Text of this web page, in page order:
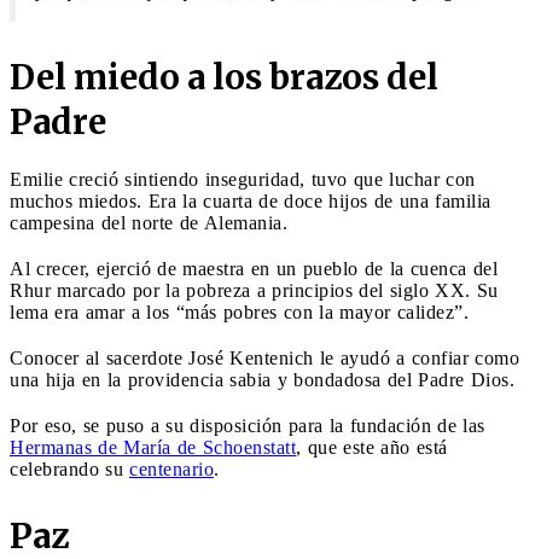
Del miedo a los brazos del
Padre
Emilie creció sintiendo inseguridad, tuvo que luchar con
muchos miedos. Era la cuarta de doce hijos de una familia
campesina del norte de Alemania.
Al crecer, ejerció de maestra en un pueblo de la cuenca del
Rhur marcado por la pobreza a principios del siglo XX. Su
lema era amar a los “más pobres con la mayor calidez”.
Conocer al sacerdote José Kentenich le ayudó a confiar como
una hija en la providencia sabia y bondadosa del Padre Dios.
Por eso, se puso a su disposición para la fundación de las
Hermanas de María de Schoenstatt, que este año está
celebrando su centenario.
Paz